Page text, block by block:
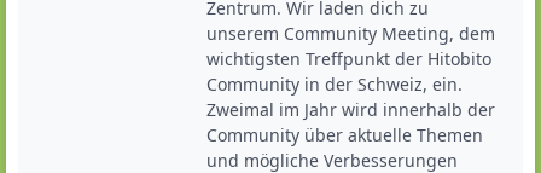
Zentrum. Wir laden dich zu
unserem Community Meeting, dem
wichtigsten Treffpunkt der Hitobito
Community in der Schweiz, ein.
Zweimal im Jahr wird innerhalb der
Community über aktuelle Themen
und mögliche Verbesserungen